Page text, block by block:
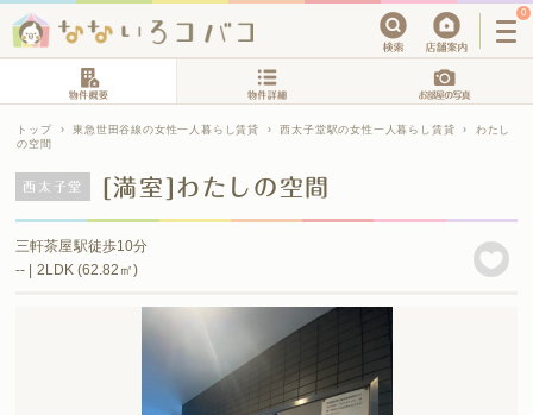
0
トップ › 東急世田谷線の女性一人暮らし賃貸 › 西太子堂駅の女性一人暮らし賃貸 ›
わたし
の空間
西太子堂 [満室]わたしの空間
三軒茶屋駅徒歩10分
-- | 2LDK (62.82㎡)